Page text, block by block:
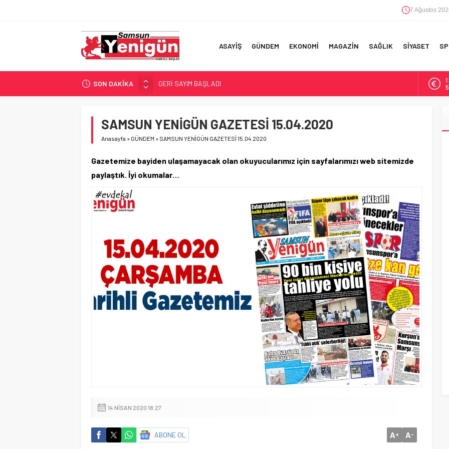
7 Ağustos
ASAYİŞ GÜNDEM EKONOMİ MAGAZİN SAĞLIK SİYASET
SON DAKİKA
GERİ SAYIM BAŞLADI
SAMSUNSPOR’DA HEDEF 5’İNCİLİK!
İŞTE FINDIK FİYATI!
YÖNETİCİ SEÇERKEN YAPILAN EN BÜYÜK HATALAR
SAMSUN YENİGÜN GAZETESİ 15.04.2020
Anasayfa » GÜNDEM » SAMSUN YENİGÜN GAZETESİ 15.04.2020
Gazetemize bayiden ulaşamayacak olan okuyucularımız için sayfalarımızı web sitemizde
paylaştık. İyi okumalar…
14 NISAN 2020 18:27
ABONE OL A+ A-